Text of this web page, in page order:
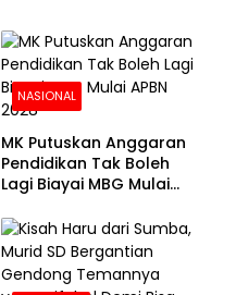
NASIONAL
MK Putuskan Anggaran
Pendidikan Tak Boleh
Lagi Biayai MBG Mulai